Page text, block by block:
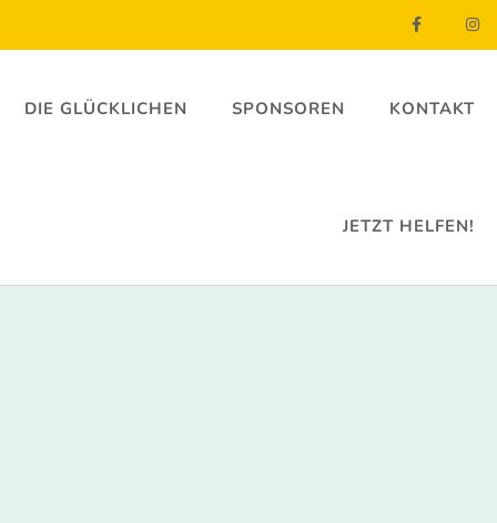
DIE GLÜCKLICHEN SPONSOREN KONTAKT
JETZT HELFEN!